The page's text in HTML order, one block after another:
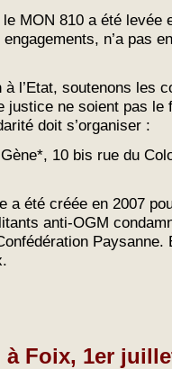
MON 810 a été levée
n’a pas
l’Etat, soutenons les
ne soient pas le
doit s’organiser :
10 bis rue du
a été créée en 2007
anti-OGM
Foix, 1er